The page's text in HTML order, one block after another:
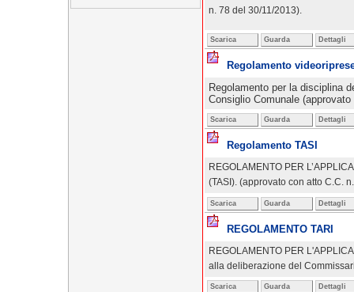
n. 78 del 30/11/2013).
Scarica Guarda Dettagli
Regolamento
Regolamento per la disciplina
Consiglio Comunale
Scarica Guarda Dettagli
Regolamento TASI
REGOLAMENTO PER
(TASI). (approvato con atto C.C.
Scarica Guarda Dettagli
REGOLAMENTO TARI
REGOLAMENTO PER
alla deliberazione del
Scarica Guarda Dettagli